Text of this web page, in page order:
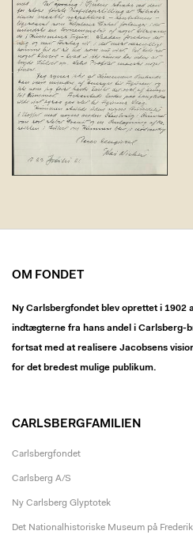
OM FONDET
Ny Carlsbergfondet blev oprettet i 1902
indtægterne fra hans andel i Carlsberg-
fortsat med at realisere Jacobsens
for det bredest mulige publikum.
CARLSBERGFAMILIEN
Carlsbergfondet
Carlsberg A/S
Ny Carlsberg Glyptotek
Det Nationalhistoriske Museum på